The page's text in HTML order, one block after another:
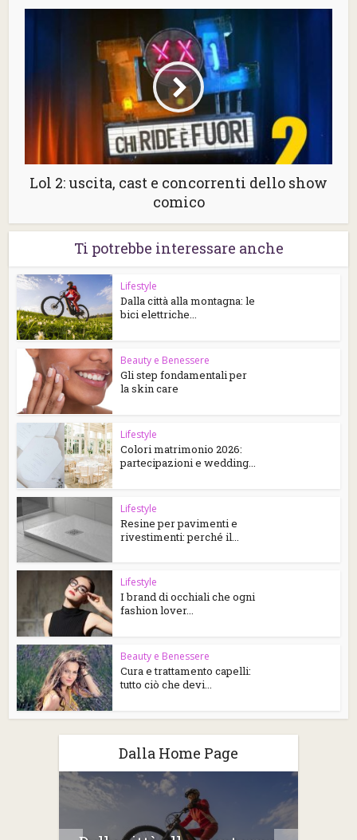
Lol 2: uscita, cast e concorrenti dello show
comico
Ti potrebbe interessare anche
Lifestyle
Dalla città alla montagna: le
bici elettriche...
Beauty e Benessere
Gli step fondamentali per
la skin care
Lifestyle
Colori matrimonio 2026:
partecipazioni e wedding...
Lifestyle
Resine per pavimenti e
rivestimenti: perché il...
Lifestyle
I brand di occhiali che ogni
fashion lover...
Beauty e Benessere
Cura e trattamento capelli:
tutto ciò che devi...
Dalla Home Page